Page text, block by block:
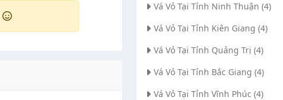
Vá Vỏ Tại Tỉnh Ninh Thuận (4)
Vá Vỏ Tại Tỉnh Kiên Giang (4)
Vá Vỏ Tại Tỉnh Quảng Trị (4)
Vá Vỏ Tại Tỉnh Bắc Giang (4)
Vá Vỏ Tại Tỉnh Vĩnh Phúc (4)